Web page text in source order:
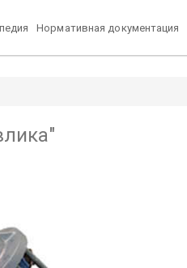
Нормативная документация